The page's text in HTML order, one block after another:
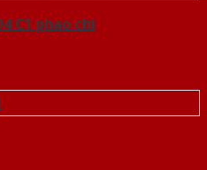
C1 phao chi